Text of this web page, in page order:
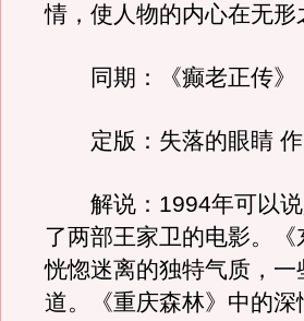
情，使人物的内心在无形
同期：《癫老正传》
定版：失落的眼睛 作
解说：1994年可以说
了两部王家卫的电影。
恍惚迷离的独特气质，
道。《重庆森林》中的